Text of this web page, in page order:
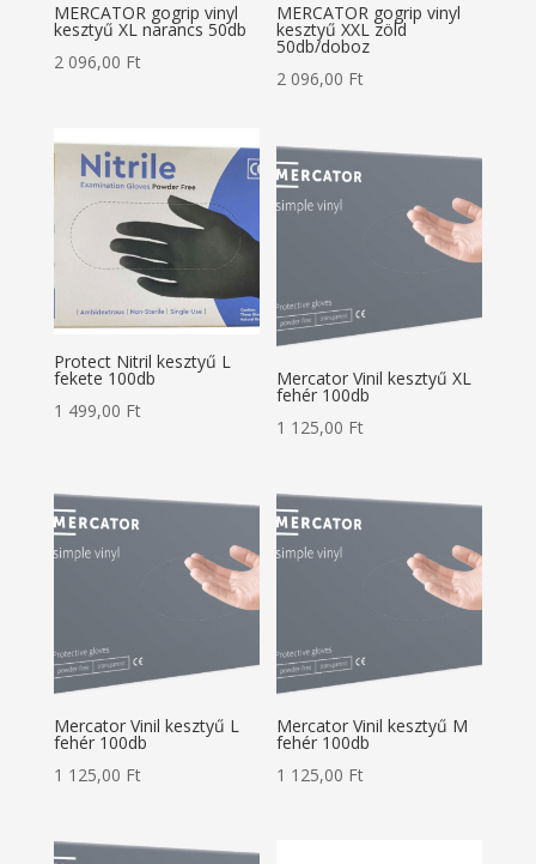
MERCATOR gogrip vinyl
kesztyű XL narancs 50db
2 096,00 Ft
MERCATOR gogrip vinyl
kesztyű XXL zöld
50db/doboz
2 096,00 Ft
Protect Nitril kesztyű L
fekete 100db
1 499,00 Ft
Mercator Vinil kesztyű XL
fehér 100db
1 125,00 Ft
Mercator Vinil kesztyű L
fehér 100db
1 125,00 Ft
Mercator Vinil kesztyű M
fehér 100db
1 125,00 Ft